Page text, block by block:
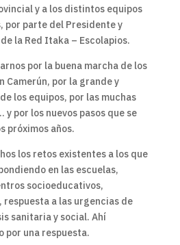
y a los distintos equipos
por parte del Presidente y
la Red Itaka – Escolapios.
por la buena marcha de los
Camerún, por la grande y
los equipos, por las muchas
por los nuevos pasos que se
próximos años.
los retos existentes a los que
en las escuelas,
socioeducativos,
respuesta a las urgencias de
sanitaria y social. Ahí
por una respuesta.